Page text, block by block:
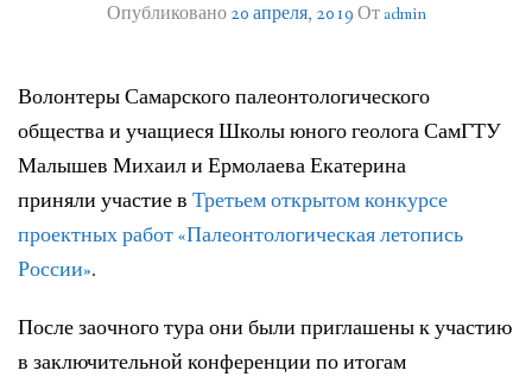
ГРУППА ВКОНТАКТЕ
НАШИ НАГРАДЫ
НАШИ НАХОДКИ
ПОЗДРАВЛЕНИЯ
ДОКУМЕНТЫ
Опубликовано20 апреля, 2019От admin
Волонтеры Самарского палеонтологического
общества и учащиеся Школыюного геолога СамГТУ
Малышев Михаил и Ермолаева Екатерина
приняли участие в Третьем открытом конкурсе
проектных работ«Палеонтологическая летопись
России».
После заочного тура они были приглашены к участию
в заключительной конференции по итогам